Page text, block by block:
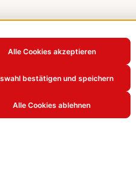
Alle Cookies akzeptieren
bestätigen und speichern
Alle Cookies ablehnen